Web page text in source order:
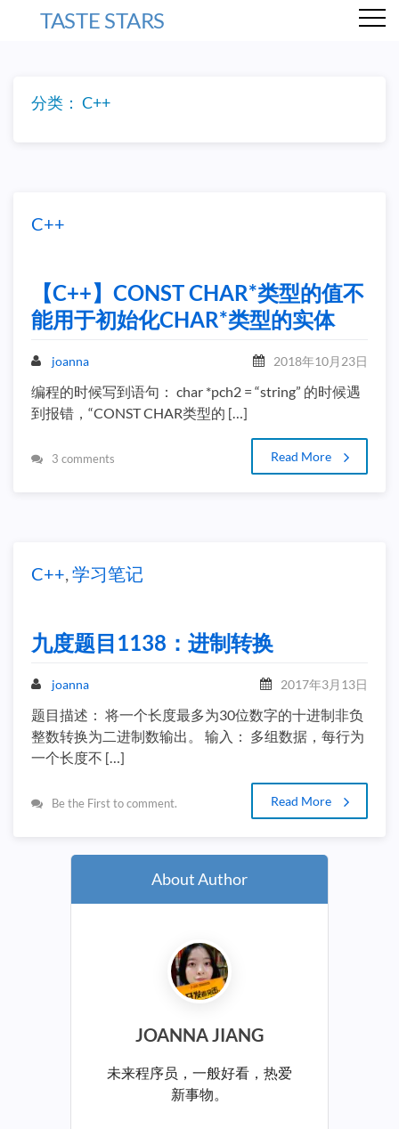
TASTE STARS
分类： C++
C++
【C++】CONST CHAR*类型的值不
能用于初始化CHAR*类型的实体
joanna 2018年10月23日
编程的时候写到语句： char *pch2 = “string” 的时候遇
到报错，“CONST CHAR类型的 […]
3 comments Read More
C++,学习笔记
九度题目1138：进制转换
joanna 2017年3月13日
题目描述： 将一个长度最多为30位数字的十进制非负
整数转换为二进制数输出。 输入： 多组数据，每行为
一个长度不 […]
Be the First to comment. Read More
About Author
JOANNA JIANG
未来程序员，一般好看，热爱
新事物。